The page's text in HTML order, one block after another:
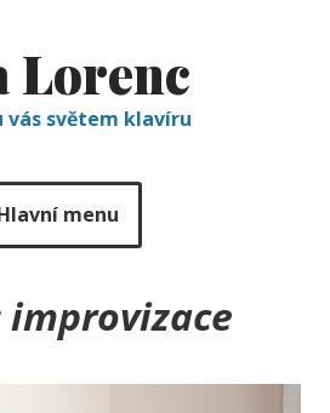
Lorenc
vás světem klavíru
menu
improvizace